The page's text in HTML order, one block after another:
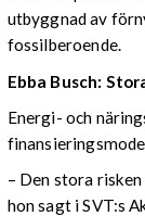
utbyggnad av
fossilberoende.
Ebba Busch:
Energi- och
– Den stora
hon sagt i SVT:s